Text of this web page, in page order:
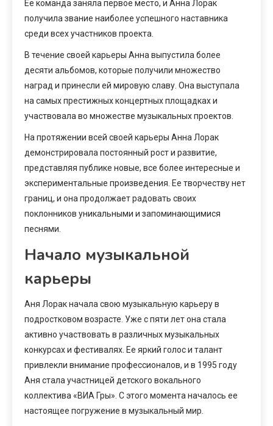
Ее команда заняла первое место, и Анна Лорак
получила звание наиболее успешного наставника
среди всех участников проекта.
В течение своей карьеры Анна выпустила более
десяти альбомов, которые получили множество
наград и принесли ей мировую славу. Она выступала
на самых престижных концертных площадках и
участвовала во множестве музыкальных проектов.
На протяжении всей своей карьеры Анна Лорак
демонстрировала постоянный рост и развитие,
представляя публике новые, все более интересные и
экспериментальные произведения. Ее творчеству нет
границ, и она продолжает радовать своих
поклонников уникальными и запоминающимися
песнями.
Начало музыкальной
карьеры
Аня Лорак начала свою музыкальную карьеру в
подростковом возрасте. Уже с пяти лет она стала
активно участвовать в различных музыкальных
конкурсах и фестивалях. Ее яркий голос и талант
привлекли внимание профессионалов, и в 1995 году
Аня стала участницей детского вокального
коллектива «ВИА Гры». С этого момента началось ее
настоящее погружение в музыкальный мир.